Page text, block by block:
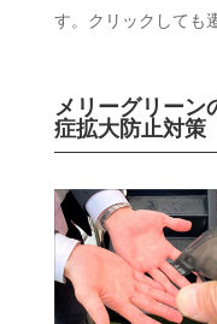
す。クリックしても
メリーグリーン
症拡大防止対策